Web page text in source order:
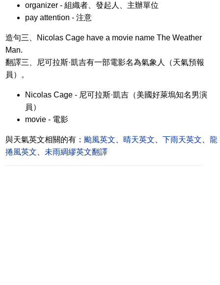
organizer - 組織者、發起人、主辦單位
pay attention - 注意
造句三、Nicolas Cage have a movie name The Weather
Man.
翻譯三、尼可拉斯·凱吉有一部電影名為氣象人（天氣預報
員）。
Nicolas Cage - 尼可拉斯·凱吉（美國好萊塢知名男演
員）
movie - 電影
與天氣英文相關的有： 颱風英文 晴天英文 下雨天英文
龍
捲風英文
未雨綢繆英文翻譯